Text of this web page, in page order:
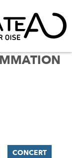
CONCERT